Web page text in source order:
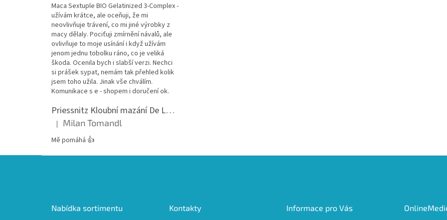
Maca Sextuple BIO Gelatinized 3-Complex -
užívám krátce, ale oceňuji, že mi
neovlivňuje trávení, co mi jiné výrobky z
macy dělaly. Pociťuji zmírnění návalů, ale
ovlivňuje to moje usínání i když užívám
jenom jednu tobolku ráno, co je veliká
škoda. Ocenila bych i slabší verzi. Nechci
si prášek sypat, nemám tak přehled kolik
jsem toho užila. Jinak vše chválím.
Komunikace s e - shopem i doručení ok.
Priessnitz Kloubní mazání De Luxe, 200ml
Hodnocení produktu je 5 z 5 hvězdiček.
| Milan Tomandl
Mě pomáhá 👍
Nabídka sortimentu Kontakty Informace pro Vás